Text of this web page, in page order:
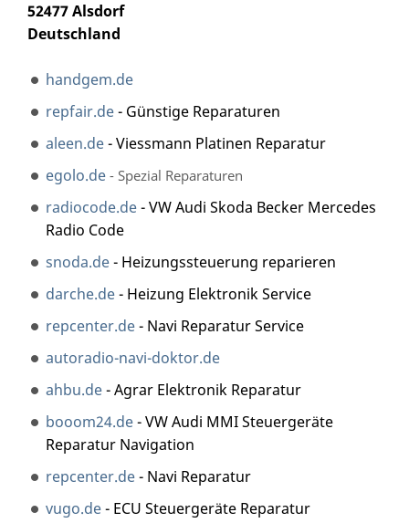
52477 Alsdorf
Deutschland
handgem.de
repfair.de- Günstige Reparaturen
aleen.de- Viessmann Platinen Reparatur
egolo.de - Spezial Reparaturen
radiocode.de- VW Audi Skoda Becker Mercedes
Radio Code
snoda.de- Heizungssteuerung reparieren
darche.de- Heizung Elektronik Service
repcenter.de- Navi Reparatur Service
autoradio-navi-doktor.de
ahbu.de- Agrar Elektronik Reparatur
booom24.de- VW Audi MMI Steuergeräte
Reparatur Navigation
repcenter.de- Navi Reparatur
vugo.de- ECU Steuergeräte Reparatur